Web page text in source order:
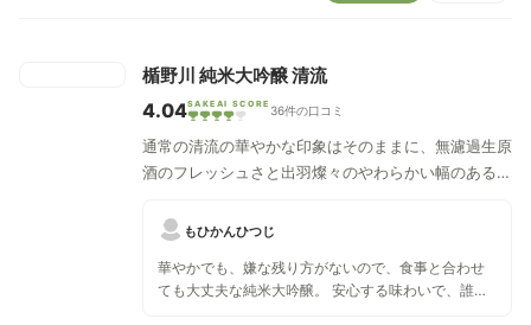
楯野川 純米大吟醸 清流
4.04SAKEAI SCORE 36件の口コミ
通常の清流の華やかな印象はそのままに、無濾過生原
酒のフレッシュさと出羽燦々のやわらかい幅のある旨
もひかんひつじ
華やかでも、嫌な残り方がないので、食事と合わせ
ても大丈夫な純米大吟醸。 安心する味わいで、誰に